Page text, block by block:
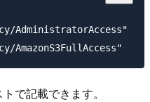
AdministratorAccess"
で記載できます。